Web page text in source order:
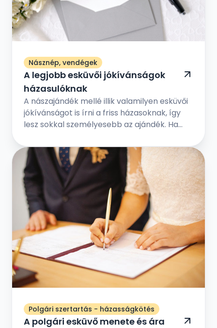
Násznép, vendégek
A legjobb esküvői jókívánságok
házasulóknak
A nászajándék mellé illik valamilyen esküvői
jókívánságot is írni a friss házasoknak, így
lesz sokkal személyesebb az ajándék. Ha
foghatod személyesre is az esküvői
gratulációt. De ha nincs írói vénád, akkor
máshonnan is inspirálódhatsz.
Polgári szertartás - házasságkötés
A polgári esküvő menete és ára